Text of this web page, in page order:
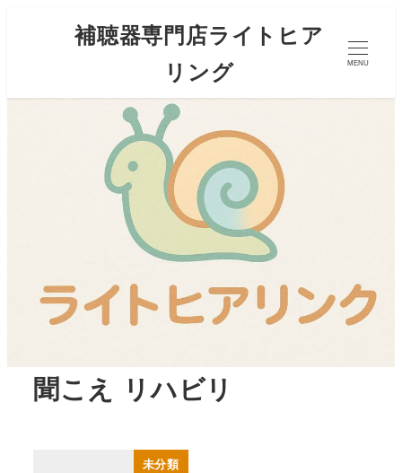
補聴器専門店ライトヒア
リング
MENU
聞こえ リハビリ
未分類